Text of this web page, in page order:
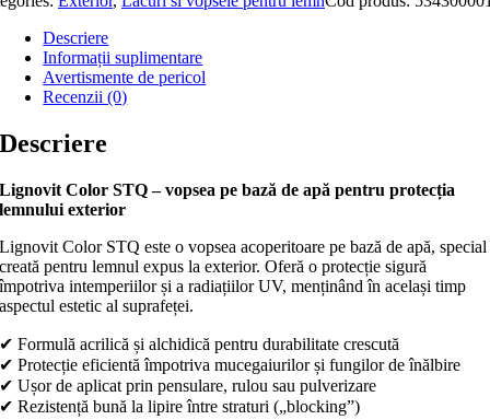
Descriere
Informații suplimentare
Avertismente de pericol
Recenzii (0)
Descriere
Lignovit Color STQ – vopsea pe bază de apă pentru protecția
lemnului exterior
Lignovit Color STQ este o vopsea acoperitoare pe bază de apă, special
creată pentru lemnul expus la exterior. Oferă o protecție sigură
împotriva intemperiilor și a radiațiilor UV, menținând în același timp
aspectul estetic al suprafeței.
✔ Formulă acrilică și alchidică pentru durabilitate crescută
✔ Protecție eficientă împotriva mucegaiurilor și fungilor de înălbire
✔ Ușor de aplicat prin pensulare, rulou sau pulverizare
✔ Rezistență bună la lipire între straturi („blocking”)